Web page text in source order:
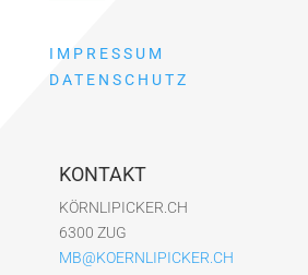
IMPRESSUM
DATENSCHUTZ
KONTAKT
KÖRNLIPICKER.CH
6300 ZUG
MB@KOERNLIPICKER.CH